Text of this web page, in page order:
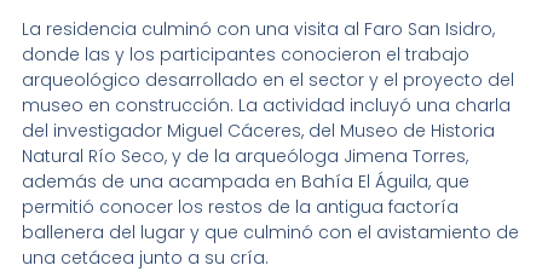
La residencia culminó con una visita al Faro San Isidro,
donde las y los participantes conocieron el trabajo
arqueológico desarrollado en el sector y el proyecto del
museo en construcción. La actividad incluyó una charla
del investigador Miguel Cáceres, del Museo de Historia
Natural Río Seco, y de la arqueóloga Jimena Torres,
además de una acampada en Bahía El Águila, que
permitió conocer los restos de la antigua factoría
ballenera del lugar y que culminó con el avistamiento de
una cetácea junto a su cría.